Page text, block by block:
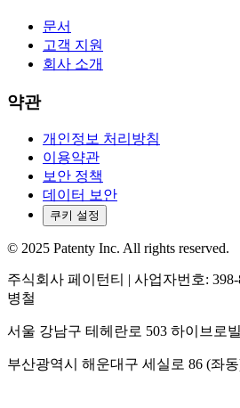
문서
고객 지원
회사 소개
약관
개인정보 처리방침
이용약관
보안 정책
데이터 보안
쿠키 설정
© 2025 Patenty Inc. All rights reserved.
주식회사 페이턴티 | 사업자번호:
병철
서울 강남구 테헤란로 503 하이브로
부산광역시 해운대구 세실로 86 (좌동